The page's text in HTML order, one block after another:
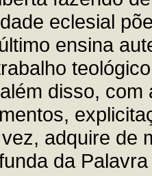
eclesial
ensina
disso,
adquire de
da